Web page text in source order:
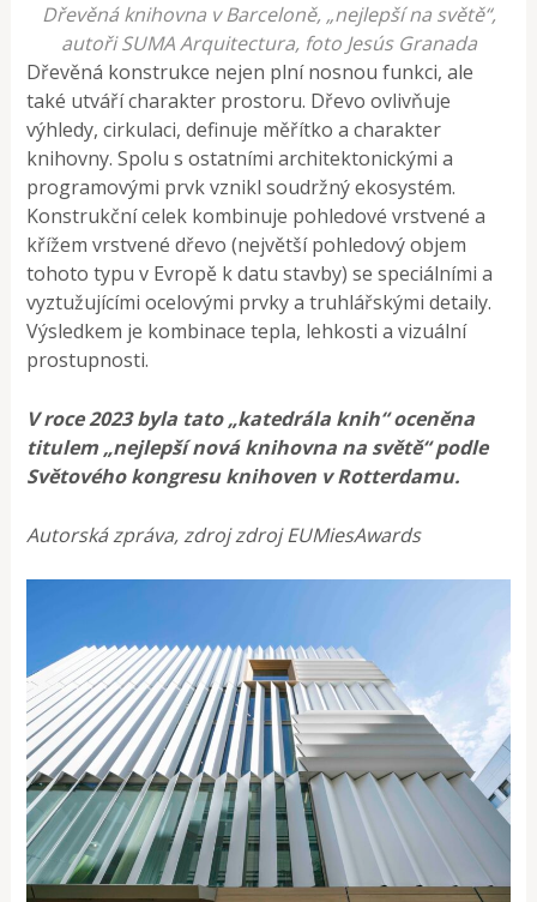
Dřevěná knihovna v Barceloně, „nejlepší na světě“,
autoři SUMA Arquitectura, foto Jesús Granada
Dřevěná konstrukce nejen plní nosnou funkci, ale
také utváří charakter prostoru. Dřevo ovlivňuje
výhledy, cirkulaci, definuje měřítko a charakter
knihovny. Spolu s ostatními architektonickými a
programovými prvk vznikl soudržný ekosystém.
Konstrukční celek kombinuje pohledové vrstvené a
křížem vrstvené dřevo (největší pohledový objem
tohoto typu v Evropě k datu stavby) se speciálními a
vyztužujícími ocelovými prvky a truhlářskými detaily.
Výsledkem je kombinace tepla, lehkosti a vizuální
prostupnosti.
V roce 2023 byla tato „katedrála knih“ oceněna
titulem „nejlepší nová knihovna na světě“ podle
Světového kongresu knihoven v Rotterdamu.
Autorská zpráva, zdroj zdroj EUMiesAwards